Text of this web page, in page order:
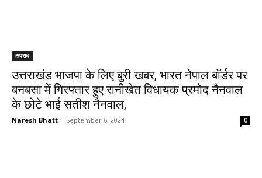
अपराध
उत्तराखंड भाजपा के लिए बुरी खबर, भारत नेपाल बॉर्डर पर
बनबसा में गिरफ्तार हुए रानीखेत विधायक प्रमोद नैनवाल
के छोटे भाई सतीश नैनवाल,
Naresh Bhatt - September 6, 2024 0